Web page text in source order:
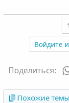
Войдите
Поделиться:
Похожие темы